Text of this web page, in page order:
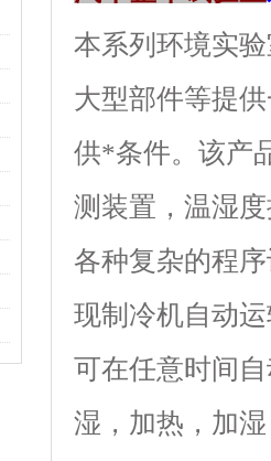
本系列环境实验
大型部件等提供
供*条件。该产
测装置，温湿
各种复杂的程序设
现制冷机自动运转
可在任意时间自动
湿，加热，